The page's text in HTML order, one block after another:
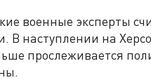
военные эксперты
В наступлении на
прослеживается